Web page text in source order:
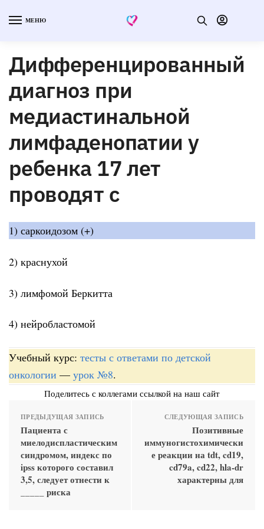
МЕНЮ
Дифференцированный
диагноз при
медиастинальной
лимфаденопатии у
ребенка 17 лет
проводят с
1) саркоидозом (+)
2) краснухой
3) лимфомой Беркитта
4) нейробластомой
Учебный курс: тесты с ответами по детской
онкологии — урок №8.
Поделитесь с коллегами ссылкой на наш сайт
ПРЕДЫДУЩАЯ ЗАПИСЬ
Пациента с
миелодиспластическим
синдромом, индекс по
ipss которого составил
3,5, следует отнести к
_____ риска
СЛЕДУЮЩАЯ ЗАПИСЬ
Позитивные
иммуногистохимически
е реакции на tdt, cd19,
cd79a, cd22, hla-dr
характерны для